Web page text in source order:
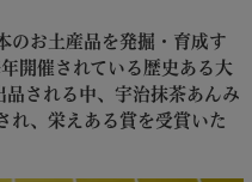
のお土産品を発掘・育成す
開催されている歴史ある大
される中、宇治抹茶あんみ
れ、栄えある賞を受賞いた